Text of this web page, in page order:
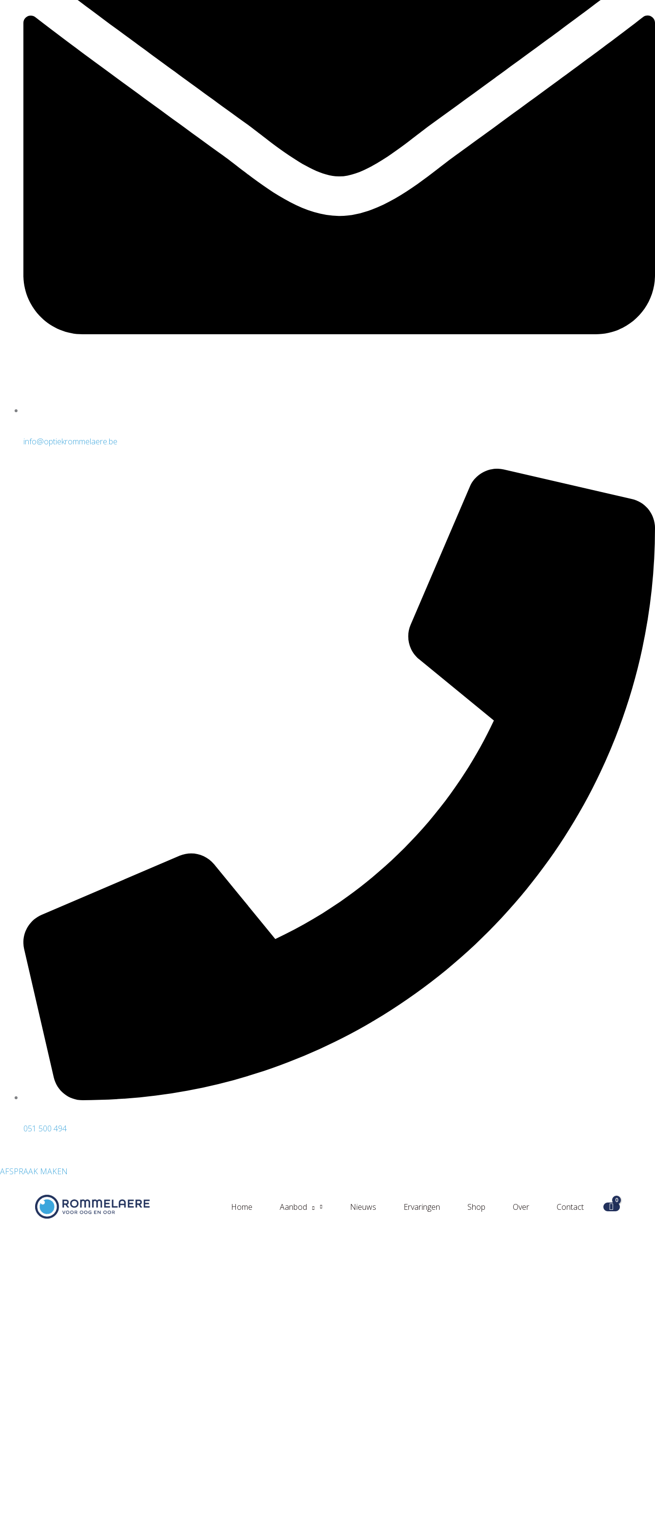
info@optiekrommelaere.be
051 500 494
AFSPRAAK MAKEN
Home Aanbod Nieuws Ervaringen Shop Over Contact